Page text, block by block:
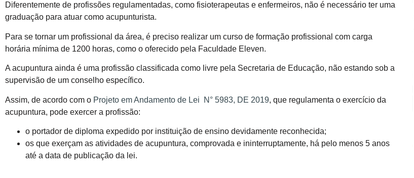
Diferentemente de profissões regulamentadas, como fisioterapeutas e enfermeiros, não é necessário ter uma
graduação para atuar como acupunturista.
Para se tornar um profissional da área, é preciso realizar um curso de formação profissional com carga
horária mínima de 1200 horas, como o oferecido pela Faculdade Eleven.
A acupuntura ainda é uma profissão classificada como livre pela Secretaria de Educação, não estando sob a
supervisão de um conselho específico.
Assim, de acordo com o Projeto em Andamento de Lei N° 5983, DE 2019, que regulamenta o exercício da
acupuntura, pode exercer a profissão:
o portador de diploma expedido por instituição de ensino devidamente reconhecida;
os que exerçam as atividades de acupuntura, comprovada e ininterruptamente, há pelo menos 5 anos
até a data de publicação da lei.